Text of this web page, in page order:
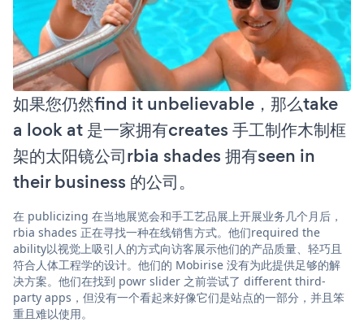
如果您仍然find it unbelievable，那么take
a look at 是一家拥有creates 手工制作木制框
架的太阳镜公司rbia shades 拥有seen in
their business 的公司。
在 publicizing 在当地展览会和手工艺品展上开展业务几个月后，
rbia shades 正在寻找一种在线销售方式。他们required the
ability以视觉上吸引人的方式向访客展示他们的产品质量、轻巧且
符合人体工程学的设计。他们的 Mobirise 没有为此提供足够的解
决方案。他们在找到 powr slider 之前尝试了 different third-
party apps，但没有一个看起来好像它们是站点的一部分，并且笨
重且难以使用。